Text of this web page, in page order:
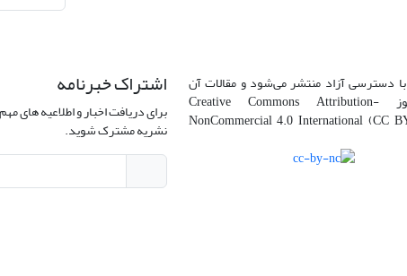
دسترسی آزاد منتشر می‌شود و مقالات آن
تحت مجوز Creative Commons Attribution-
NonCommercial 4.0 International (CC
اشتراک خبرنامه
برای دریافت اخبار و اطلاعیه های
نشریه مشترک شوید.